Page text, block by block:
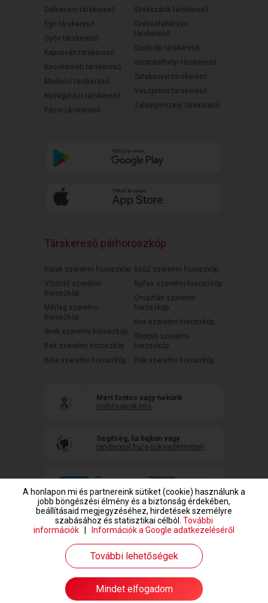
Debreceni társkereső
Egri társkereső
Győri társkereső
Kaposvári társkereső
Kecskeméti társkereső
Miskolci társkereső
Nyíregyházi társkereső
Pécsi társkereső
Szekszárdi társkereső
Székesfehérvári
társkereső
Szolnoki társkereső
Szombathelyi társkereső
Tatabányai társkereső
Veszprémi társkereső
Zalaegerszegi társkereső
Társkereső párhoroszkóp
Halak szerelmi horoszkóp
Vízöntő szerelmi
horoszkóp
Mérleg szerelmi
horoszkóp
Ikrek szerelmi horoszkóp
Bak szerelmi horoszkóp
Bika szerelmi horoszkóp
Szűz szerelmi horoszkóp
Nyilas szerelmi horoszkóp
Oroszlán szerelmi
horoszkóp
Kos szerelmi horoszkóp
Skorpió szerelmi
horoszkóp
Rák szerelmi horoszkóp
Mert fontos vagy nekünk
mehnyakrak.info
Segítség, ha bajban vagy
randivonal.hu/a-nok-vedelmeben
www.randivonal.hu © Copyright 1999-2026 Dating Central Europe Zrt.
A honlapon mi és partnereink sütiket (cookie) használunk a
jobb böngészési élmény és a biztonság érdekében,
beállításaid megjegyzéséhez, hirdetések személyre
szabásához és statisztikai célból. További
információk
Információk a Google adatkezeléséről
További lehetőségek
Mindet elfogadom